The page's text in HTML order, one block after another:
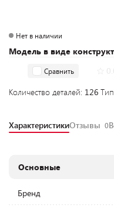
Модель в виде
Нет в наличии
Сравнить
Количество деталей: 126
ХарактеристикиОтзывы 0
Основные
Бренд